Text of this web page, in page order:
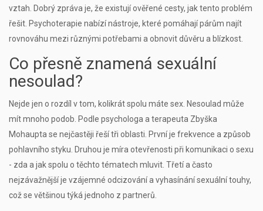
vztah. Dobrý zpráva je, že existují ověřené cesty, jak tento problém
řešit. Psychoterapie nabízí nástroje, které pomáhají párům najít
rovnováhu mezi různými potřebami a obnovit důvěru a blízkost.
Co přesně znamená sexuální
nesoulad?
Nejde jen o rozdíl v tom, kolikrát spolu máte sex. Nesoulad může
mít mnoho podob. Podle psychologa a terapeuta Zbyška
Mohaupta se nejčastěji řeší tři oblasti. První je frekvence a způsob
pohlavního styku. Druhou je míra otevřenosti při komunikaci o sexu
- zda a jak spolu o těchto tématech mluvit. Třetí a často
nejzávažnější je vzájemné odcizování a vyhasínání sexuální touhy,
což se většinou týká jednoho z partnerů.